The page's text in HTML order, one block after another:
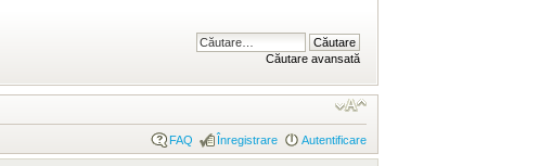
Căutare avansată
FAQ Înregistrare Autentificare